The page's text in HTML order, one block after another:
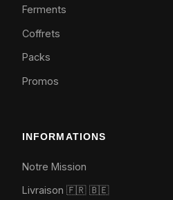
Ferments
Coffrets
Packs
Promos
INFORMATIONS
Notre Mission
Livraison 🇫🇷 🇧🇪